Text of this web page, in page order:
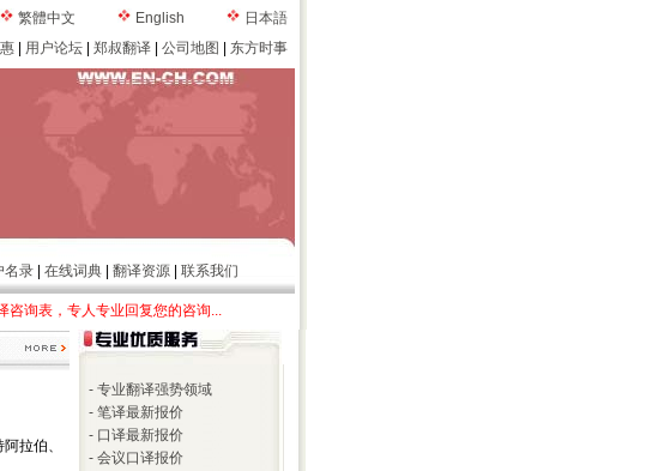
繁體中文 English
日本語
用户论坛 郑叔翻译 公司地图 东方时事
名录| 在线词典| 翻译资源| 联系我们
翻译咨询表，专人专业回复您的咨询...
拉伯、
- 专业翻译强势领域
- 笔译最新报价
- 口译最新报价
- 会议口译报价